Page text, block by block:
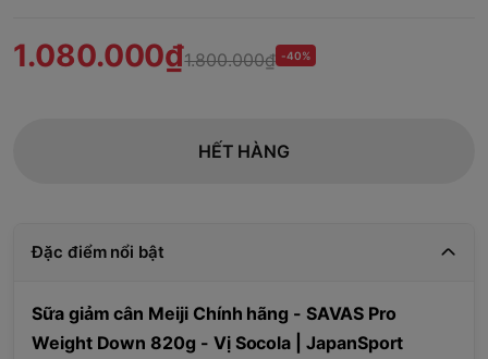
1.080.000₫1.800.000₫ -40%
HẾT HÀNG
Đặc điểm nổi bật
Sữa giảm cân Meiji Chính hãng - SAVAS Pro
Weight Down 820g - Vị Socola | JapanSport